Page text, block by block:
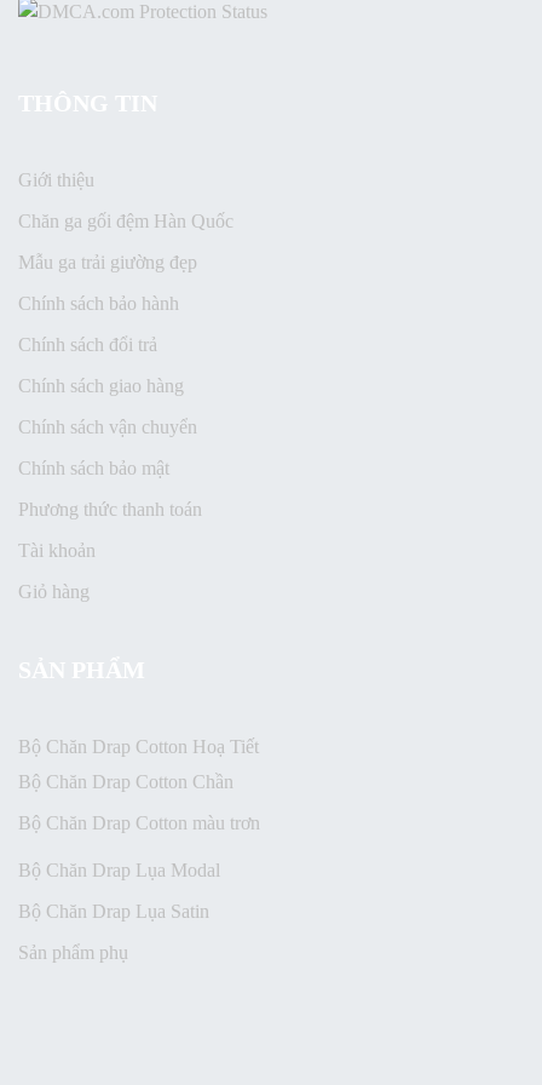
Giới thiệu
Chăn ga gối đệm Hàn Quốc
Mẫu ga trải giường đẹp
Chính sách bảo hành
Chính sách đổi trả
Chính sách giao hàng
Chính sách vận chuyển
Chính sách bảo mật
Phương thức thanh toán
Tài khoản
Giỏ hàng
Bộ Chăn Drap Cotton Hoạ Tiết
Bộ Chăn Drap Cotton Chần
Bộ Chăn Drap Cotton màu trơn
Bộ Chăn Drap Lụa Modal
Bộ Chăn Drap Lụa Satin
Sản phẩm phụ